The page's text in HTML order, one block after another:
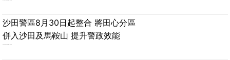
沙田警區8月30日起整合 將田心分區
併入沙田及馬鞍山 提升警政效能
2026-08-06